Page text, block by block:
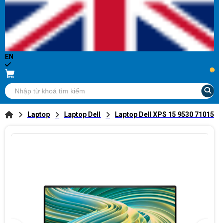
EN
...
Laptop Laptop Dell Laptop Dell XPS 15 9530